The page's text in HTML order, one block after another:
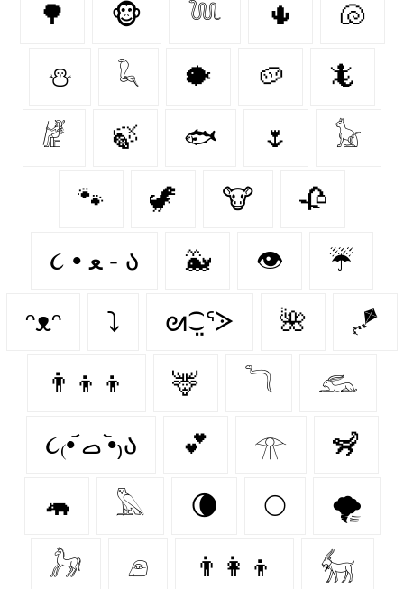
🌳 🐵 𓆙 🌵 🐚
⛄ 𓆗 🐡 🥔 🦎
𓁈 🍃 🐟 🌷 𓃠
🐾 🦖 🐮 🥀
૮ • ﻌ - ა⁩ 🐳 👁️ ☔
ᵔᴥᵔ ⤵ ᘛ⁐̤ᕐᐷ 🌺 🪁
👨‍👦‍👦 🦌 𓆓 𓃹
૮₍•᷄ ࡇ •᷅₎ა 💕 𓁿 🦨
🦛 𓅓 🌘 🌕 🌪️
𓃗 𓂉 👨‍👩‍👦 𓃶